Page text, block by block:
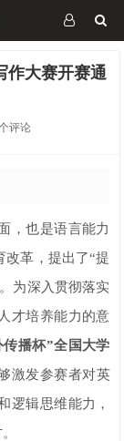
作大赛开赛通
评论
，也是语言能力
改革，提出了“提
为深入贯彻落实
才培养能力的意
播杯”全国大学
激发参赛者对英
逻辑思维能力，